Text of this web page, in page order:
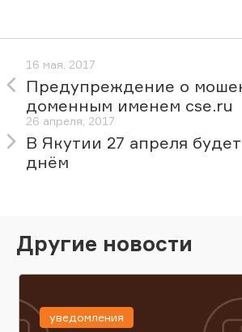
16 мая, 2017
Предупреждение о
доменным именем cse.ru
26 апреля, 2017
В Якутии 27 апреля
днём
Другие новости
уведомления